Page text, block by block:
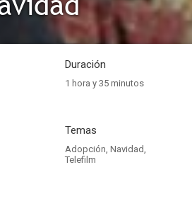
Duración
1 hora y 35 minutos
Temas
Adopción, Navidad,
Telefilm